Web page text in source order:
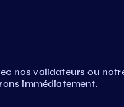
nos validateurs ou
immédiatement.